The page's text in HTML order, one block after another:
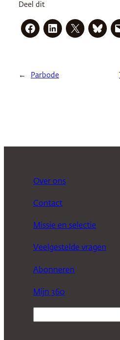
Deel dit
← Parbode
Over ons
Contact
Missie en selectie
Veelgestelde vragen
Abonneren
Mijn 360